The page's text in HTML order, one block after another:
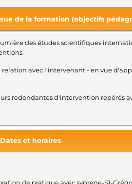
de la formation (objectifs
des études scientifiques
avec l'intervenant - en vue
redondantes d'intervention repérés
Dates et horaires